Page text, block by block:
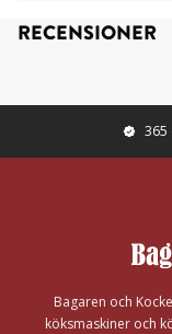
RECENSIONER
365
Bagaren och
köksmaskiner och